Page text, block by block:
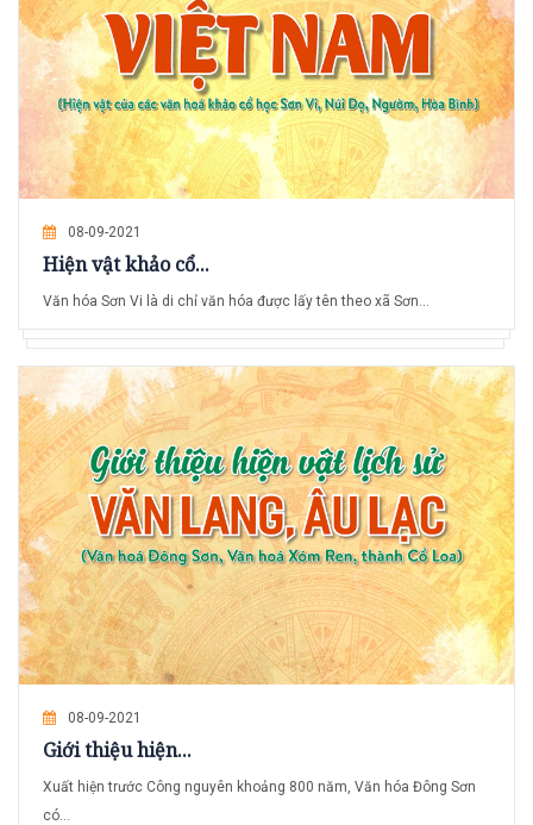
08-09-2021
Hiện vật khảo cổ...
Văn hóa Sơn Vi là di chỉ văn hóa được lấy tên theo xã Sơn...
08-09-2021
Giới thiệu hiện...
Xuất hiện trước Công nguyên khoảng 800 năm, Văn hóa Đông Sơn
có...